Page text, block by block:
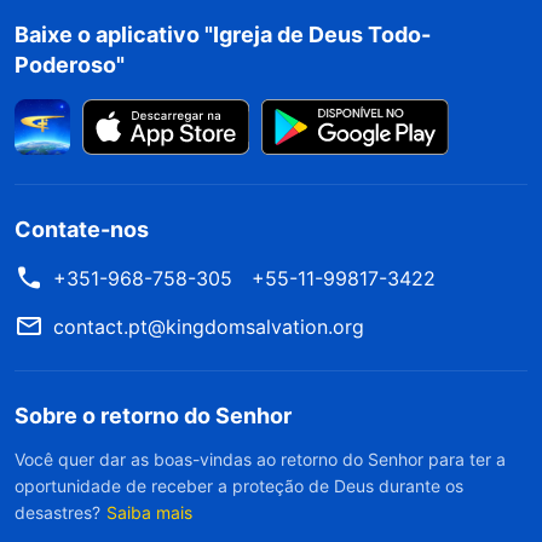
concedida a gerações de clero? O Senhor Jesus
De forma alguma! Nada disso está escrito na
religiosos que proclamam serem autorizados por
Deus e representarem o Senhor Jesus estão
fingindo ser Deus e enganando as pessoas,
não entendem isso e continuam cegas,
adorando seus líderes, pensando que eles foram
Baixe o aplicativo "Igreja de Deus Todo-
Poderoso"
Contate-nos
+351-968-758-305
+55-11-99817-3422
contact.pt@kingdomsalvation.org
Sobre o retorno do Senhor
Você quer dar as boas-vindas ao retorno do Senhor para ter a
oportunidade de receber a proteção de Deus durante os
desastres? Saiba mais